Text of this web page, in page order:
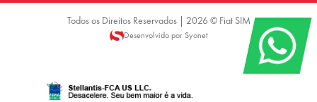
Todos os Direitos Reservados | 2026 © Fiat SIM
Desenvolvido por Syonet